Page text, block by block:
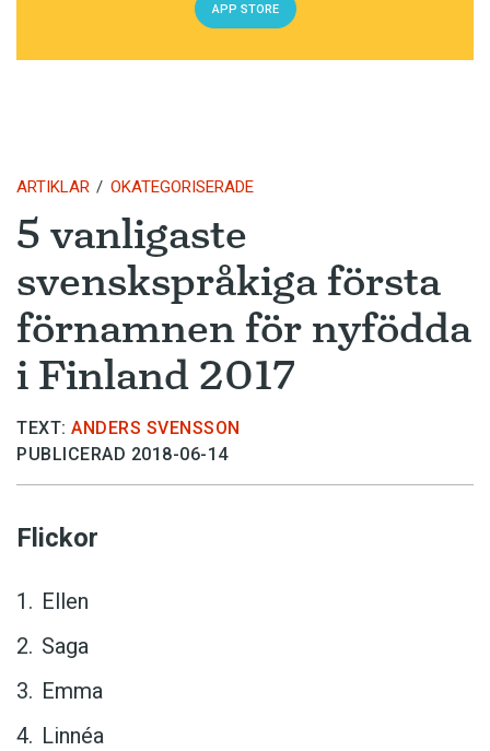
APP STORE
ARTIKLAR OKATEGORISERADE
5 vanligaste
svenskspråkiga första
förnamnen för nyfödda
i Finland 2017
TEXT: ANDERS SVENSSON
PUBLICERAD 2018-06-14
Flickor
Ellen
Saga
Emma
Linnéa